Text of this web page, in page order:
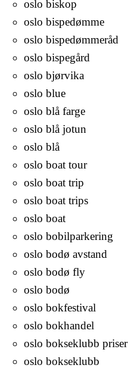
oslo biskop
oslo bispedømme
oslo bispedømmeråd
oslo bispegård
oslo bjørvika
oslo blue
oslo blå farge
oslo blå jotun
oslo blå
oslo boat tour
oslo boat trip
oslo boat trips
oslo boat
oslo bobilparkering
oslo bodø avstand
oslo bodø fly
oslo bodø
oslo bokfestival
oslo bokhandel
oslo bokseklubb priser
oslo bokseklubb